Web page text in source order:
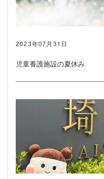
2023年07月31日
児童養護施設の夏休み